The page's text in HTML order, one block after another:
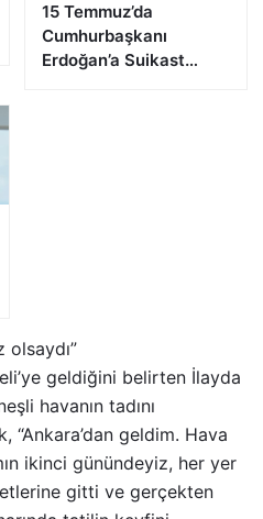
15 Temmuz’da
Cumhurbaşkanı
Erdoğan’a Suikast
olsaydı”
geldiğini belirten İlayda
havanın tadını
“Ankara’dan geldim. Hava
ikinci günündeyiz, her yer
gitti ve gerçekten